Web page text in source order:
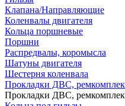
Клапана/Направляющие
Коленвалы двигателя
Кольца поршневые
Поршни
Распредвалы, коромысла
Шатуны двигателя
Шестерня коленвала
Прокладки ДВС,
Прокладки ДВС,